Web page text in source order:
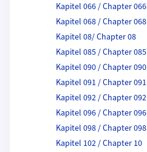
Kapitel 066 / Chapter 066
Kapitel 068 / Chapter 068
Kapitel 08/ Chapter 08
Kapitel 085 / Chapter 085
Kapitel 090 / Chapter 090
Kapitel 091 / Chapter 091
Kapitel 092 / Chapter 092
Kapitel 096 / Chapter 096
Kapitel 098 / Chapter 098
Kapitel 102 / Chapter 10